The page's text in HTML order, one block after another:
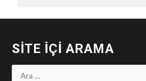
SITE İÇI ARAMA
Arama: